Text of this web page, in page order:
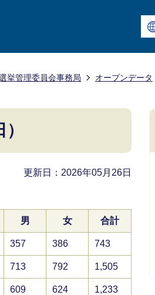
挙管理委員会事務局 オープンデータ
更新日：2026年05月26日
男 女 合計
357 386 743
713 792 1,505
609 624 1,233